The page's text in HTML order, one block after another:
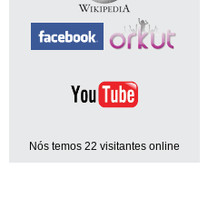
Nós temos 22 visitantes online